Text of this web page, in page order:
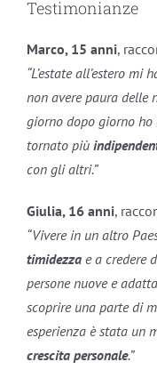
Testimonianze
Marco, 15 anni,
“L’estate all’estero
non avere paura delle
giorno dopo giorno ho
tornato più
con gli altri.”
Giulia, 16 anni,
“Vivere in un altro
timidezzae a credere
persone nuove e
scoprire una parte di
esperienza è stata un
crescita personale.”